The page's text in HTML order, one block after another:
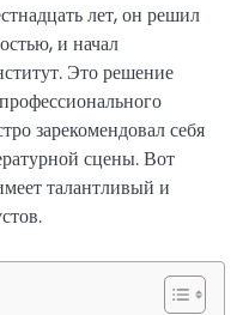
лет, он решил
и начал
Это решение
зарекомендовал себя
сцены. Вот
талантливый и